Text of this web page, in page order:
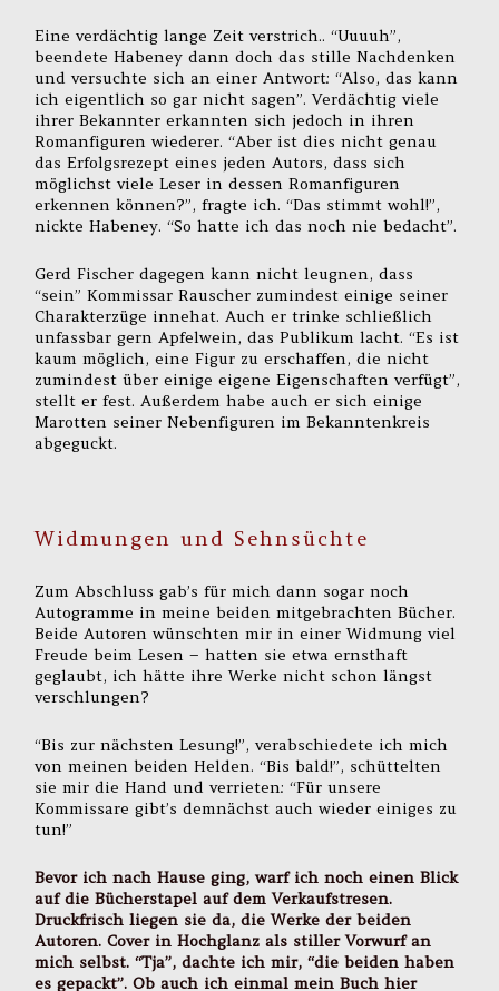
Eine verdächtig lange Zeit verstrich.. “Uuuuh”,
beendete Habeney dann doch das stille Nachdenken
und versuchte sich an einer Antwort: “Also, das kann
ich eigentlich so gar nicht sagen”. Verdächtig viele
ihrer Bekannter erkannten sich jedoch in ihren
Romanfiguren wiederer. “Aber ist dies nicht genau
das Erfolgsrezept eines jeden Autors, dass sich
möglichst viele Leser in dessen Romanfiguren
erkennen können?”, fragte ich. “Das stimmt wohl!”,
nickte Habeney. “So hatte ich das noch nie bedacht”.
Gerd Fischer dagegen kann nicht leugnen, dass
“sein” Kommissar Rauscher zumindest einige seiner
Charakterzüge innehat. Auch er trinke schließlich
unfassbar gern Apfelwein, das Publikum lacht. “Es ist
kaum möglich, eine Figur zu erschaffen, die nicht
zumindest über einige eigene Eigenschaften verfügt”,
stellt er fest. Außerdem habe auch er sich einige
Marotten seiner Nebenfiguren im Bekanntenkreis
abgeguckt.
Widmungen und Sehnsüchte
Zum Abschluss gab’s für mich dann sogar noch
Autogramme in meine beiden mitgebrachten Bücher.
Beide Autoren wünschten mir in einer Widmung viel
Freude beim Lesen – hatten sie etwa ernsthaft
geglaubt, ich hätte ihre Werke nicht schon längst
verschlungen?
“Bis zur nächsten Lesung!”, verabschiedete ich mich
von meinen beiden Helden. “Bis bald!”, schüttelten
sie mir die Hand und verrieten: “Für unsere
Kommissare gibt’s demnächst auch wieder einiges zu
tun!”
Bevor ich nach Hause ging, warf ich noch einen Blick
auf die Bücherstapel auf dem Verkaufstresen.
Druckfrisch liegen sie da, die Werke der beiden
Autoren. Cover in Hochglanz als stiller Vorwurf an
mich selbst. “Tja”, dachte ich mir, “die beiden haben
es gepackt”. Ob auch ich einmal mein Buch hier